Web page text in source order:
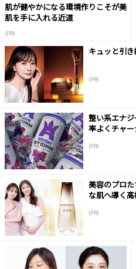
肌が健やかになる環境作りこそが美
肌を手に入れる近道
(PR)
キュッと引
(PR)
整い系エナ
率よくチャー
(PR)
美容のプロ
な肌へ導く
(PR)